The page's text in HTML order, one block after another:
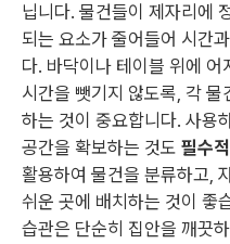
닙니다. 물건들이 제자리에
되는 요소가 줄어들어 시간
다. 바닥이나 테이블 위에 어
시간을 뺏기지 않도록, 각
하는 것이 중요합니다. 사용
공간을 확보하는 것도 필수
활용하여 물건을 분류하고,
쉬운 곳에 배치하는 것이 좋
습관은 단순히 집안을 깨끗